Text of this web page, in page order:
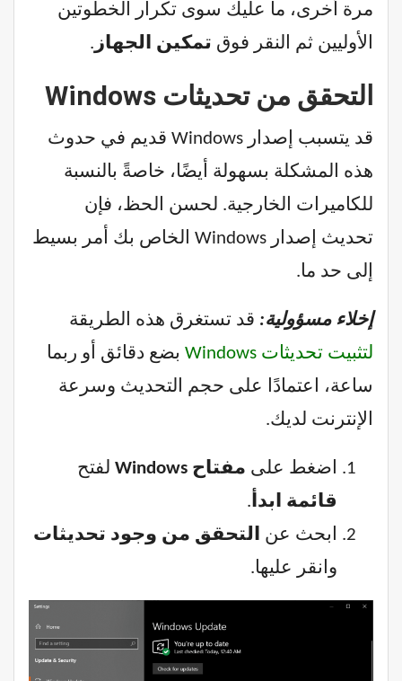
مرة أخرى، ما عليك سوى تكرار الخطوتين
الأوليين ثم النقر فوق تمكين الجهاز .
التحقق من تحديثات Windows
قد يتسبب إصدار Windows قديم في حدوث
هذه المشكلة بسهولة أيضًا، خاصةً بالنسبة
للكاميرات الخارجية. لحسن الحظ، فإن
تحديث إصدار Windows الخاص بك أمر بسيط
إلى حد ما.
إخلاء مسؤولية: قد تستغرق هذه الطريقة
لتثبيت تحديثات Windows
بضع دقائق أو ربما
ساعة، اعتمادًا على حجم التحديث وسرعة
الإنترنت لديك.
اضغط على مفتاح Windows
لفتح
قائمة ابدأ.
ابحث عن التحقق من وجود تحديثات
وانقر عليها.